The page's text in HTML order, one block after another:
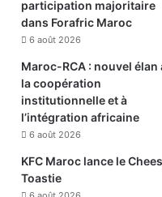
participation majoritaire
dans Forafric Maroc
6 août 2026
Maroc-RCA : nouvel élan
la coopération
institutionnelle et à
l’intégration africaine
6 août 2026
KFC Maroc lance le
Toastie